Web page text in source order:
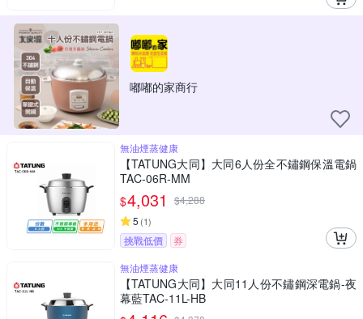
嘟嘟的家商行
無油煙蒸健康
【TATUNG大同】大同6人份全不鏽鋼保溫電鍋
TAC-06R-MM
$4,031 $4,288
5 (1)
挑戰低價
券
無油煙蒸健康
【TATUNG大同】大同11人份不鏽鋼深電鍋-夜
幕藍TAC-11L-HB